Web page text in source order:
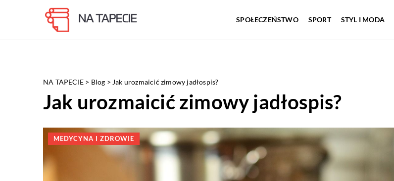
SPOŁECZEŃSTWO SPORT STYL I MODA
NA TAPECIE > Blog > Jak urozmaicić zimowy jadłospis?
Jak urozmaicić zimowy jadłospis?
MEDYCYNA I ZDROWIE